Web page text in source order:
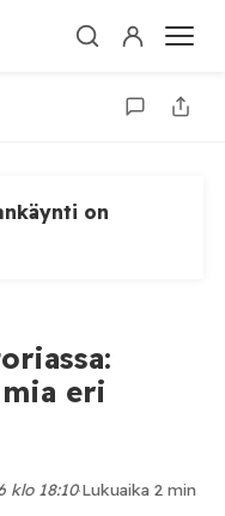
on
eri
klo 18:10·Lukuaika 2 min